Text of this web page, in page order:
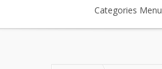
Categories Menu